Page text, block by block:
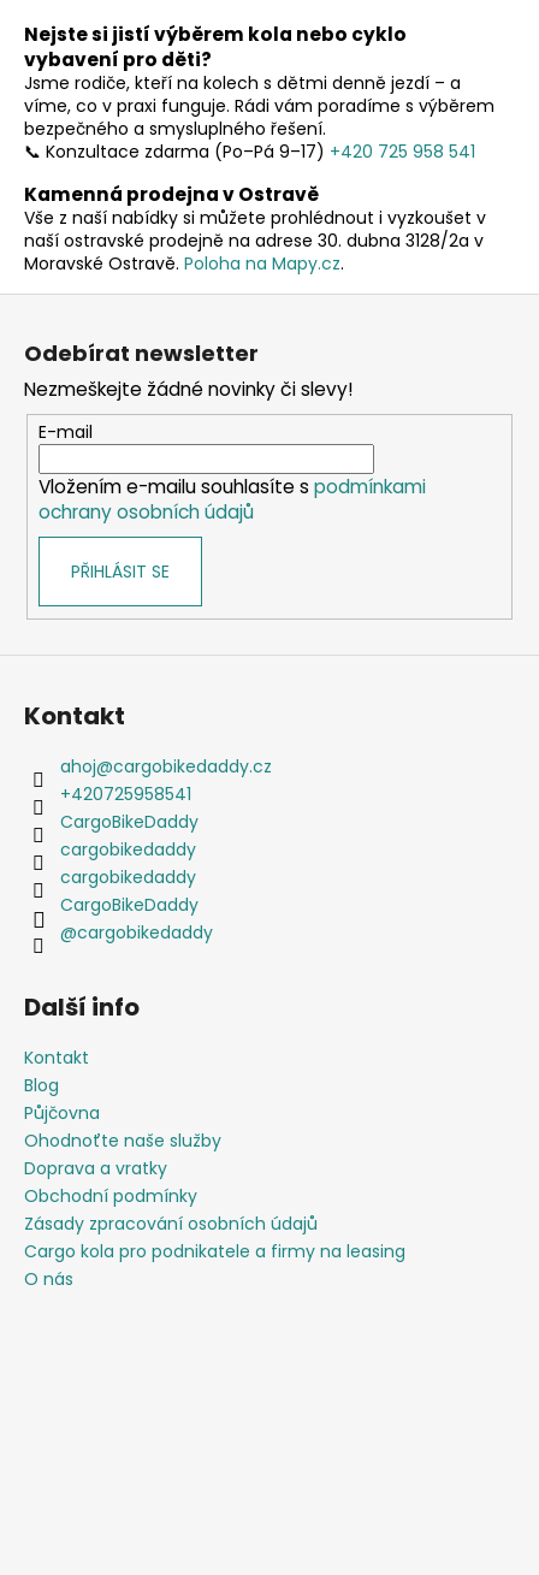
u
Nejste si jistí výběrem kola nebo cyklo
vybavení pro děti?
Jsme rodiče, kteří na kolech s dětmi denně jezdí – a
víme, co v praxi funguje. Rádi vám poradíme s výběrem
bezpečného a smysluplného řešení.
📞 Konzultace zdarma (Po–Pá 9–17) +420 725 958 541
Kamenná prodejna v Ostravě
Vše z naší nabídky si můžete prohlédnout i vyzkoušet v
naší ostravské prodejně na adrese 30. dubna 3128/2a v
Moravské Ostravě. Poloha na Mapy.cz.
Z
Odebírat newsletter
Nezmeškejte žádné novinky či slevy!
E-mail
Vložením e-mailu souhlasíte s podmínkami
ochrany osobních údajů
PŘIHLÁSIT SE
Kontakt
ahoj@cargobikedaddy.cz
+420725958541
CargoBikeDaddy
cargobikedaddy
cargobikedaddy
CargoBikeDaddy
@cargobikedaddy
Další info
Kontakt
Blog
Půjčovna
Ohodnoťte naše služby
Doprava a vratky
Obchodní podmínky
Zásady zpracování osobních údajů
Cargo kola pro podnikatele a firmy na leasing
O nás